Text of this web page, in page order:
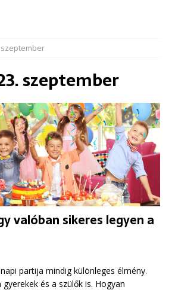
szeptember
szeptember
valóban sikeres legyen a
partija mindig különleges élmény.
és a szülők is. Hogyan